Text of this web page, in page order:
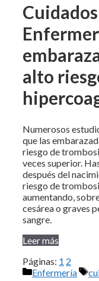
alto
Numerosos
que las
riesgo de
veces superior.
después del
riesgo de
aumentando,
cesárea o graves
sangre.
Leer más
Páginas: 1 2
Categorías
Enfermería